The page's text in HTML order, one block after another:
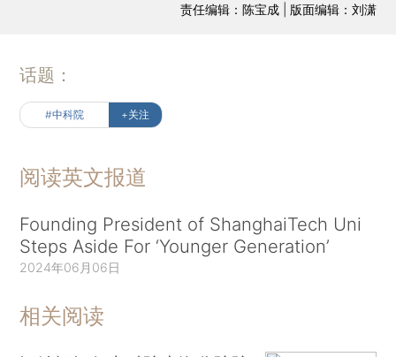
责任编辑：陈宝成 | 版面编辑：刘潇
话题：
#中科院 +关注
阅读英文报道
Founding President of ShanghaiTech Uni
Steps Aside For ‘Younger Generation’
2024年06月06日
相关阅读